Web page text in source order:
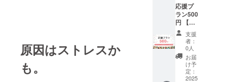
原因はストレスか
も。
応援プ
ラン500
円 【お
礼の
メッ
セー
ジ】 感
謝の気
持ちを
込め
支援
者：
0人
お届
け予
定：
2025